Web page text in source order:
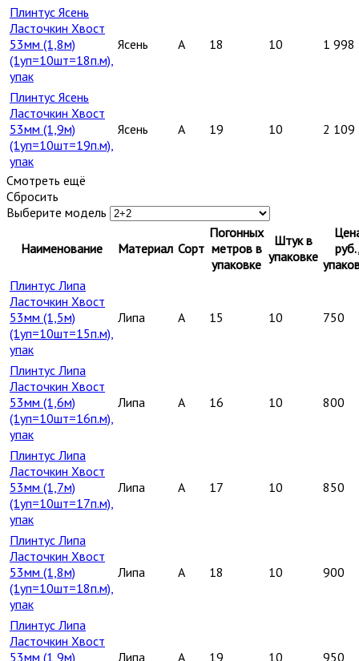
Плинтус Ясень
Ласточкин Хвост
53мм (1,8м)
(1уп=10шт=18п.м),
упак
Ясень A 18 10 1 998
Плинтус Ясень
Ласточкин Хвост
53мм (1,9м)
(1уп=10шт=19п.м),
упак
Ясень A 19 10 2 109
Смотреть ещё
Сбросить
Выберите модель
Наименование Материал Сорт
Погонных
метров в
упаковке
Штук в
упаковке
Плинтус Липа
Ласточкин Хвост
53мм (1,5м)
(1уп=10шт=15п.м),
упак
Липа A 15 10 750
Плинтус Липа
Ласточкин Хвост
53мм (1,6м)
(1уп=10шт=16п.м),
упак
Липа A 16 10 800
Плинтус Липа
Ласточкин Хвост
53мм (1,7м)
(1уп=10шт=17п.м),
упак
Липа A 17 10 850
Плинтус Липа
Ласточкин Хвост
53мм (1,8м)
(1уп=10шт=18п.м),
упак
Липа A 18 10 900
Плинтус Липа
Ласточкин Хвост
53мм (1,9м)
Липа A 19 10 950